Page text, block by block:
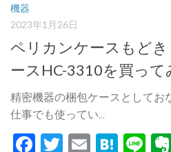
機器
2023年1月26日
ペリカンケースもどき
ースHC-3310を買って
精密機器の梱包ケースとしてお
仕事でも使ってい...
Facebook
Twitter
Email